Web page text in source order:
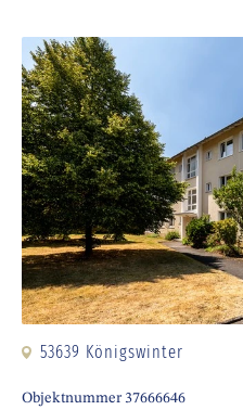
53639 Königswinter
Objektnummer 37666646